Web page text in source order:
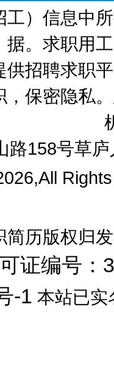
工）信息中
据。求职用
供招聘求职
保密隐私
路158号草
历版权归
证编号
-1 本站已